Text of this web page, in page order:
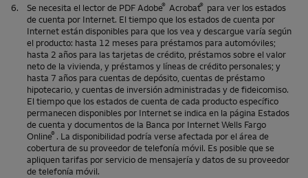
6. Se necesita el lector de PDF Adobe® Acrobat® para ver los estados
de cuenta por Internet. El tiempo que los estados de cuenta por
Internet están disponibles para que los vea y descargue varía según
el producto: hasta 12 meses para préstamos para automóviles;
hasta 2 años para las tarjetas de crédito, préstamos sobre el valor
neto de la vivienda, y préstamos y líneas de crédito personales; y
hasta 7 años para cuentas de depósito, cuentas de préstamo
hipotecario, y cuentas de inversión administradas y de fideicomiso.
El tiempo que los estados de cuenta de cada producto específico
permanecen disponibles por Internet se indica en la página Estados
de cuenta y documentos de la Banca por InternetWells Fargo
Online® . La disponibilidad podría verse afectada por el área de
cobertura de su proveedor de telefonía móvil. Es posible que se
apliquen tarifas por servicio de mensajería y datos de su proveedor
de telefonía móvil.